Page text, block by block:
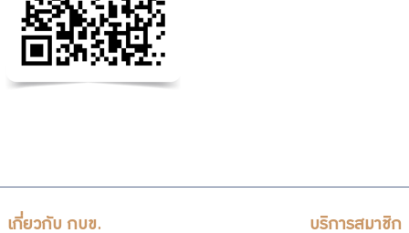
เกี่ยวกับ กบข. บริการสมาชิก